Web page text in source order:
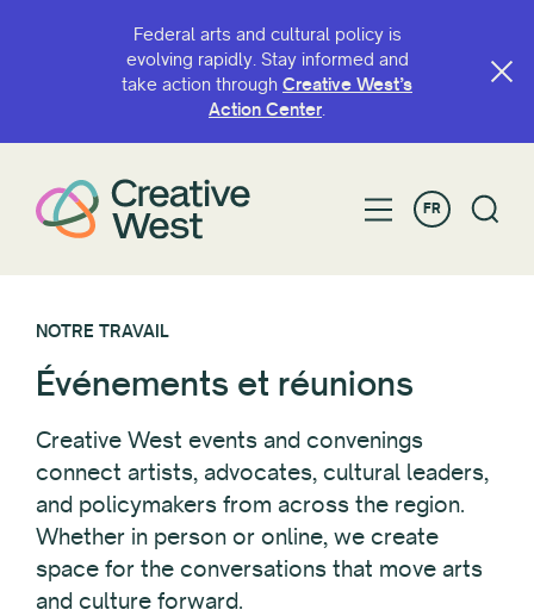
Federal arts and cultural policy is
evolving rapidly. Stay informed and
take action through Creative West’s
Action Center.
FR
NOTRE TRAVAIL
Événements et réunions
Creative West events and convenings
connect artists, advocates, cultural leaders,
and policymakers from across the region.
Whether in person or online, we create
space for the conversations that move arts
and culture forward.